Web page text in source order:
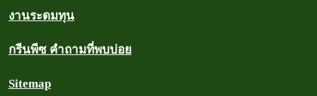
งานระดมทุน
กรีนพีซ คำถามที่พบบ่อย
Sitemap